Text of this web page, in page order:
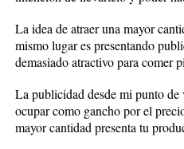
La idea de atraer una mayor
mismo lugar es presentando
demasiado atractivo para comer
La publicidad desde mi punto de
ocupar como gancho por el
mayor cantidad presenta tu